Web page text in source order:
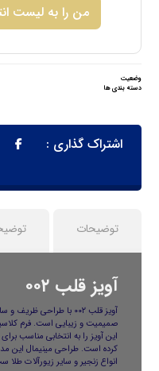
من را به لیست
وضعیت
دسته بندی ها
توضیحات
آویز قلب ۰۰۲
صمیمیت و زیبایی است. فرم
این آویز را به انتخابی مناسب
کرده است. طراحی مینیمال این
انواع زنجیر و سایر زیورآلات طلا